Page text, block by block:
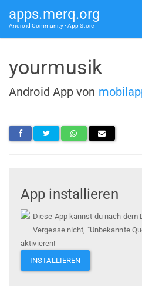
apps.merq.org
Android Community • App Store
yourmusik
Android App von
App installieren
Diese App kannst du nach
Vergesse nicht, "Unbekannte
aktivieren!
INSTALLIEREN